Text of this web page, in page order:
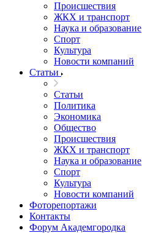
Происшествия
ЖКХ и транспорт
Наука и образование
Спорт
Культура
Новости компаний
Статьи
Статьи
Политика
Экономика
Общество
Происшествия
ЖКХ и транспорт
Наука и образование
Спорт
Культура
Новости компаний
Фоторепортажи
Контакты
Форум Академгородка